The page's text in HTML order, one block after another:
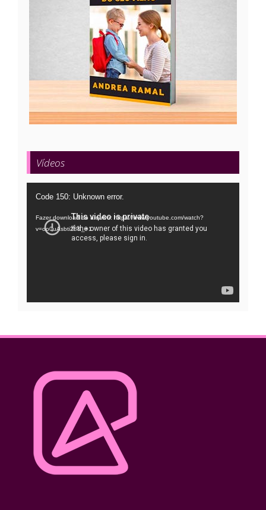
Vídeos
Tocador
vídeo
Code 150: Unknown error.
Fazer download do arquivo: https://www.youtube.com/watch?
v=oo0uAsbti28&_=1